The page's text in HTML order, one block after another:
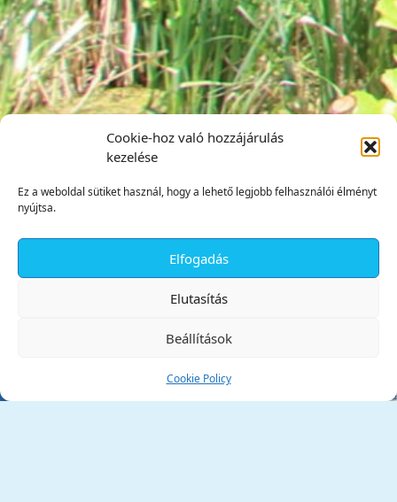
Cookie-hoz való hozzájárulás
kezelése
Ez a weboldal sütiket használ, hogy a lehető legjobb felhasználói élményt
nyújtsa.
Elfogadás
Elutasítás
Beállítások
Cookie Policy
Tata Város Önkormányzata
✕